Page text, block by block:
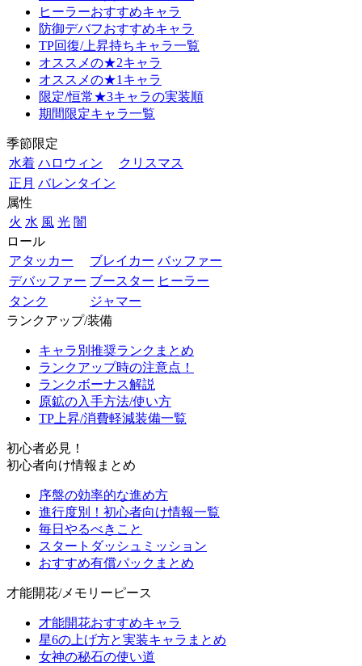
ヒーラーおすすめキャラ
防御デバフおすすめキャラ
TP回復/上昇持ちキャラ一覧
オススメの★2キャラ
オススメの★1キャラ
限定/恒常★3キャラの実装順
期間限定キャラ一覧
季節限定
水着 ハロウィン
クリスマス
正月 バレンタイン
属性
火 水 風 光 闇
ロール
アタッカー
ブレイカー バッファー
デバッファー ブースター ヒーラー
タンク
ジャマー
ランクアップ/装備
キャラ別推奨ランクまとめ
ランクアップ時の注意点！
ランクボーナス解説
原鉱の入手方法/使い方
TP上昇/消費軽減装備一覧
初心者必見！
初心者向け情報まとめ
序盤の効率的な進め方
進行度別！初心者向け情報一覧
毎日やるべきこと
スタートダッシュミッション
おすすめ有償パックまとめ
才能開花/メモリーピース
才能開花おすすめキャラ
星6の上げ方と実装キャラまとめ
女神の秘石の使い道